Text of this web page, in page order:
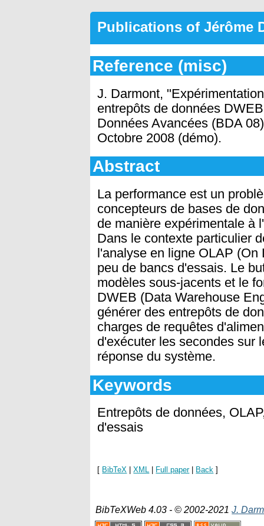
Publications of Jérôme
Reference (misc)
J. Darmont,
entrepôts de données
Données Avancées (BDA
Octobre 2008 (démo).
Abstract
La performance est un
concepteurs de bases de
de manière expérimentale à
Dans le contexte particulier
l'analyse en ligne OLAP
peu de bancs d'essais. Le
modèles sous-jacents et le
DWEB (Data Warehouse
générer des entrepôts de
charges de requêtes
d'exécuter les secondes sur
réponse du système.
Keywords
Entrepôts de données,
d'essais
[ BibTeX |XML Full paper| Back ]
BibTeXWeb 4.03 - © 2002-2021J.